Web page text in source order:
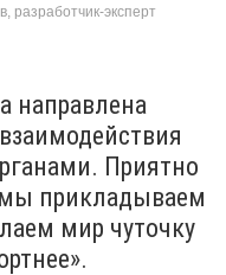
разработчик-эксперт
направлена
Приятно
мы прикладываем
мир чуточку